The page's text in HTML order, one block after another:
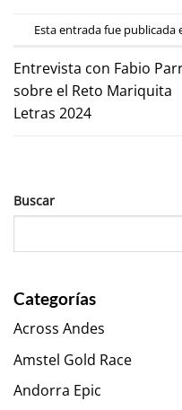
Esta entrada fue publicada
Entrevista con Fabio
sobre el Reto Mariquita
Letras 2024
Buscar
Categorías
Across Andes
Amstel Gold Race
Andorra Epic